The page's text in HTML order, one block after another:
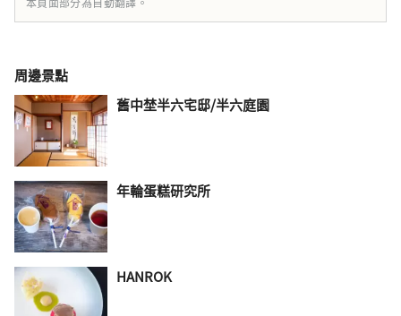
周邊景點
舊中埜半六宅邸/半六庭園
年輪蛋糕研究所
HANROK